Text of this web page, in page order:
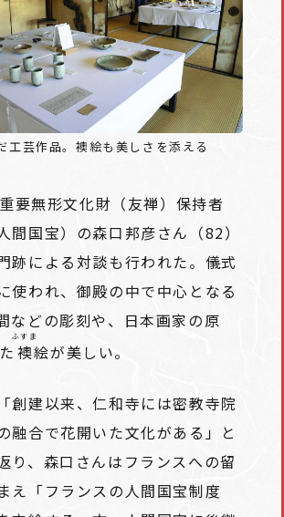
工芸作品。襖絵も美しさを添える
要無形文化財（友禅）保持者
間国宝）の森口邦彦さん（82）
跡による対談も行われた。儀式
使われ、御殿の中で中心となる
などの彫刻や、日本画家の原
襖
ふすま
絵が美しい。
創建以来、仁和寺には密教寺院
融合で花開いた文化がある」と
り、森口さんはフランスへの留
え「フランスの人間国宝制度